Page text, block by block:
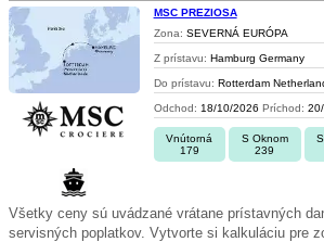
MSC PREZIOSA
Zona: SEVERNÁ EURÓPA
Z prístavu: Hamburg Germany
Do prístavu: Rotterdam
Odchod: 18/10/2026 Príchod:
Vnútorná
179
S Oknom
239
Všetky ceny sú uvádzané vrátane prístavných
servisných poplatkov. Vytvorte si kalkuláciu pre